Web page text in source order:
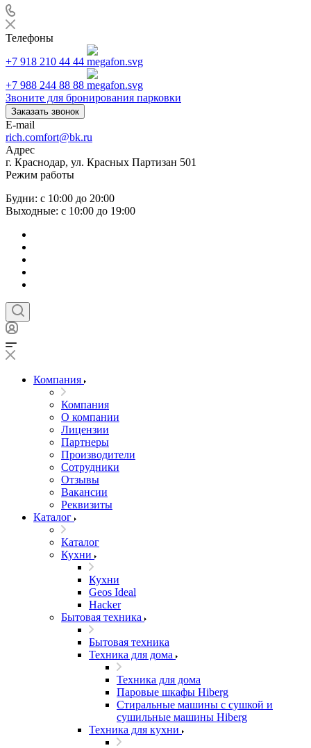
Телефоны
+7 918 210 44 44
+7 988 244 88 88
Звоните для бронирования парковки
Заказать звонок
E-mail
rich.comfort@bk.ru
Адрес
г. Краснодар, ул. Красных Партизан 501
Режим работы
Будни: с 10:00 до 20:00
Выходные: с 10:00 до 19:00
Компания
Компания
О компании
Лицензии
Партнеры
Производители
Сотрудники
Отзывы
Вакансии
Реквизиты
Каталог
Каталог
Кухни
Кухни
Geos Ideal
Hacker
Бытовая техника
Бытовая техника
Техника для дома
Техника для дома
Паровые шкафы Hiberg
Стиральные машины с сушкой и
сушильные машины Hiberg
Техника для кухни